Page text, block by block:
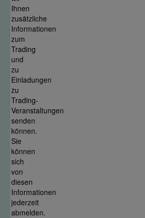
Ihnen
zusätzliche
Informationen
zum
Trading
und
zu
Einladungen
zu
Trading-
Veranstaltungen
senden
können.
Sie
können
sich
von
diesen
Informationen
jederzeit
abmelden.